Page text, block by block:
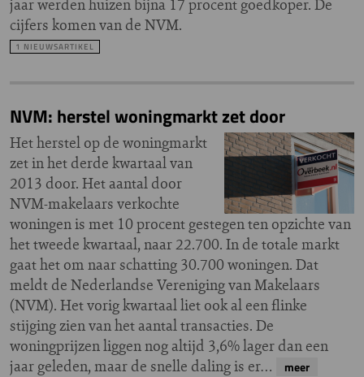
jaar werden huizen bijna 17 procent goedkoper. De
cijfers komen van de NVM.
1 NIEUWSARTIKEL
NVM: herstel woningmarkt zet door
Het herstel op de woningmarkt
zet in het derde kwartaal van
2013 door. Het aantal door
NVM-makelaars verkochte
woningen is met 10 procent gestegen ten opzichte van
het tweede kwartaal, naar 22.700. In de totale markt
gaat het om naar schatting 30.700 woningen. Dat
meldt de Nederlandse Vereniging van Makelaars
(NVM). Het vorig kwartaal liet ook al een flinke
stijging zien van het aantal transacties. De
woningprijzen liggen nog altijd 3,6% lager dan een
jaar geleden, maar de snelle daling is er…
meer